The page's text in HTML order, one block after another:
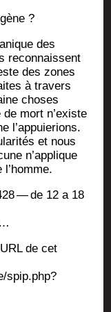
?
des
recon­naissent
des zones
à tra­vers
choses
mort n’existe
l’appuierions.
et nous
n’applique
— de 12 a 18
de cet
spip.php?